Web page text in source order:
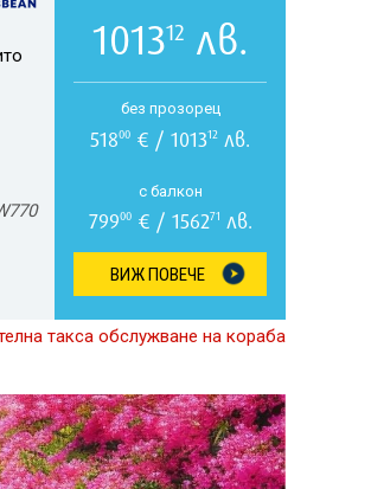
101312 лв.
без прозорец
51800 € / 101312 лв.
с балкон
79900€ / 156271 лв.
ВИЖ ПОВЕЧЕ
такса обслужване на кораба